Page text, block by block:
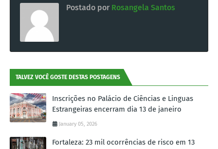
Postado por Rosangela Santos
TALVEZ VOCÊ GOSTE DESTAS POSTAGENS
Inscrições no Palácio de Ciências e Linguas
Estrangeiras encerram dia 13 de janeiro
January 05, 2026
Fortaleza: 23 mil ocorrências de risco em 13